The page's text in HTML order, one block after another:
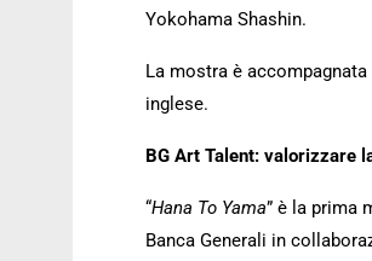
Yokohama Shashin.
La mostra è
inglese.
BG Art Talent: valorizzare
“Hana To Yama” è la prima
Banca Generali in